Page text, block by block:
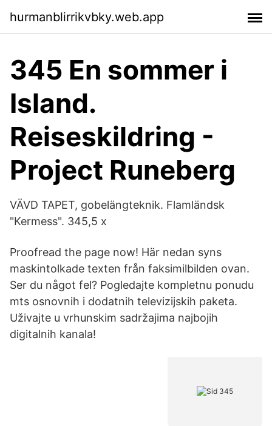
hurmanblirrikvbky.web.app
345 En sommer i
Island.
Reiseskildring -
Project Runeberg
VÄVD TAPET, gobelängteknik. Flamländsk
"Kermess". 345,5 x
Proofread the page now! Här nedan syns
maskintolkade texten från faksimilbilden ovan.
Ser du något fel? Pogledajte kompletnu ponudu
mts osnovnih i dodatnih televizijskih paketa.
Uživajte u vrhunskim sadržajima najbojih
digitalnih kanala!